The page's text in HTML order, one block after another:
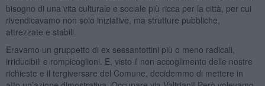
bisogno di una vita culturale e sociale più ricca per la città, per cui
rivendicavamo non solo iniziative, ma strutture pubbliche,
attrezzate e stabili.
Eravamo un gruppetto di ex sessantottini più o meno radicali,
irriducibili e rompicoglioni. E, visto il non accoglimento delle nostre
richieste e il tergiversare del Comune, decidemmo di mettere in